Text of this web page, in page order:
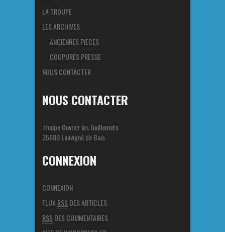
LA TROUPE
LES ARCHIVES
ANCIENNES PIECES
COUPURES PRESSE
NOUS CONTACTER
NOUS CONTACTER
Troupe Ouvrez les Guillemets
35680 Louvigné de Bais
CONNEXION
CONNEXION
FLUX RSSDES ARTICLES
RSSDES COMMENTAIRES